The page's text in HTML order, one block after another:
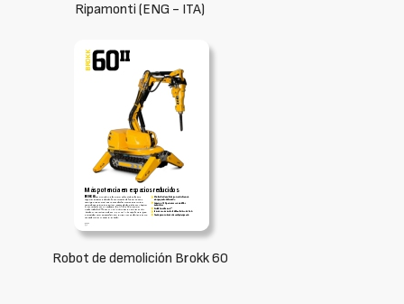
Ripamonti (ENG - ITA)
Robot de demolición Brokk 60